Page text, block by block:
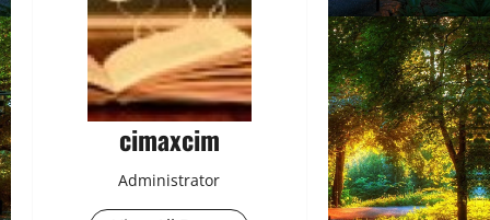
cimaxcim
Administrator